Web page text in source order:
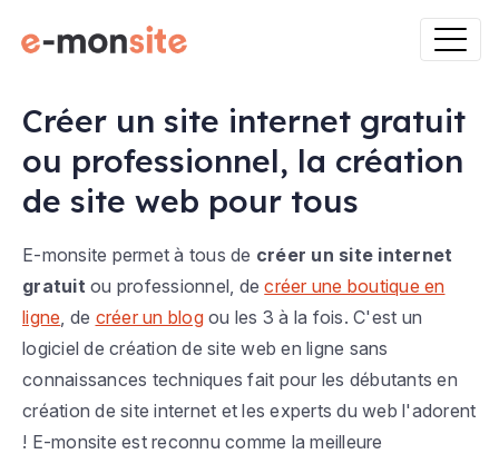
Créer un site internet gratuit
ou professionnel, la création
de site web pour tous
E-monsite permet à tous de créer un site internet
gratuit ou professionnel, decréer une boutique en
ligne , de créer un blogou les 3 à la fois. C'est un
logiciel de création de site web en ligne sans
connaissances techniques fait pour les débutants en
création de site internet et les experts du web l'adorent
! E-monsite est reconnu comme la meilleure